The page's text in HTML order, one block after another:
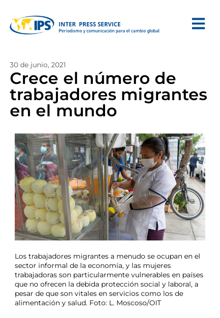
30 de junio, 2021
Crece el número de
trabajadores migrantes
en el mundo
Los trabajadores migrantes a menudo se ocupan en el
sector informal de la economía, y las mujeres
trabajadoras son particularmente vulnerables en países
que no ofrecen la debida protección social y laboral, a
pesar de que son vitales en servicios como los de
alimentación y salud. Foto: L. Moscoso/OIT